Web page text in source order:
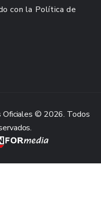
con la Política de
Oficiales © 2026. Todos